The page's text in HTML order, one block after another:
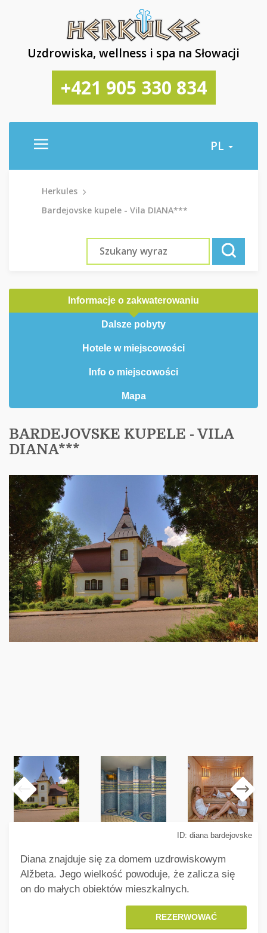
Uzdrowiska, wellness i spa na Słowacji
+421 905 330 834
PL
Herkules
Bardejovske kupele - Vila DIANA***
Informacje o zakwaterowaniu
Dalsze pobyty
Hotele w miejscowości
Info o miejscowości
Mapa
BARDEJOVSKE KUPELE - VILA
DIANA***
ID: diana bardejovske
Diana znajduje się za domem uzdrowiskowym
Alžbeta. Jego wielkość powoduje, że zalicza się
on do małych obiektów mieszkalnych.
REZERWOWAĆ